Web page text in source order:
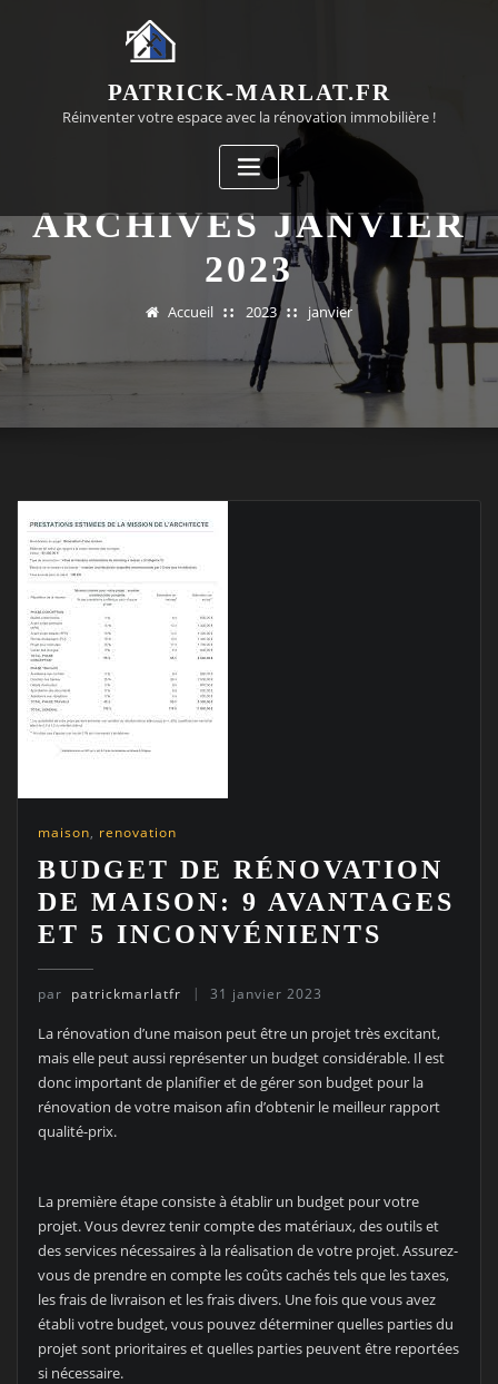
PATRICK-MARLAT.FR
Réinventer votre espace avec la rénovation immobilière !
ARCHIVES JANVIER
2023
Accueil 2023 janvier
maison, renovation
BUDGET DE RÉNOVATION
DE MAISON: 9 AVANTAGES
ET 5 INCONVÉNIENTS
par patrickmarlatfr 31 janvier 2023
La rénovation d’une maison peut être un projet très excitant,
mais elle peut aussi représenter un budget considérable. Il est
donc important de planifier et de gérer son budget pour la
rénovation de votre maison afin d’obtenir le meilleur rapport
qualité-prix.
La première étape consiste à établir un budget pour votre
projet. Vous devrez tenir compte des matériaux, des outils et
des services nécessaires à la réalisation de votre projet. Assurez-
vous de prendre en compte les coûts cachés tels que les taxes,
les frais de livraison et les frais divers. Une fois que vous avez
établi votre budget, vous pouvez déterminer quelles parties du
projet sont prioritaires et quelles parties peuvent être reportées
si nécessaire.